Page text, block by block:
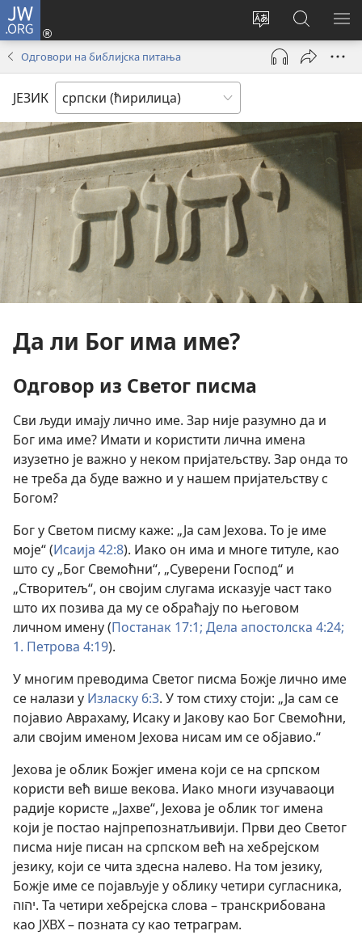
JW.ORG
Промени
језик
сајта
Пријава
(отвара
прозор)
Претрага
сајта
JW.ORG
Одговори на библијска питања
ЈЕЗИК
Да ли Бог има име?
Одговор из Светог писма
Сви људи имају лично име. Зар није разумно да и
Бог има име? Имати и користити лична имена
изузетно је важно у неком пријатељству. Зар онда то
не треба да буде важно и у нашем пријатељству с
Богом?
Бог у Светом писму каже: „Ја сам Јехова. То је име
моје“ (Исаија 42:8). Иако он има и многе титуле, као
што су „Бог Свемоћни“, „Суверени Господ“ и
„Створитељ“, он својим слугама исказује част тако
што их позива да му се обраћају по његовом
личном имену (Постанак 17:1; Дела апостолска 4:24;
1. Петрова 4:19).
У многим преводима Светог писма Божје лично име
се налази у Изласку 6:3. У том стиху стоји: „Ја сам се
појавио Аврахаму, Исаку и Јакову као Бог Свемоћни,
али својим именом Јехова нисам им се објавио.“
Јехова је облик Божјег имена који се на српском
користи већ више векова. Иако многи изучаваоци
радије користе „Јахве“, Јехова је облик тог имена
који је постао најпрепознатљивији. Први део Светог
писма није писан на српском већ на хебрејском
језику, који се чита здесна налево. На том језику,
Божје име се појављује у облику четири сугласника,
יהוה. Та четири хебрејска слова – транскрибована
као ЈХВХ – позната су као тетраграм.